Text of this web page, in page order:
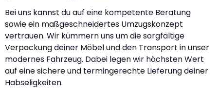
Bei uns kannst du auf eine kompetente Beratung
sowie ein maßgeschneidertes Umzugskonzept
vertrauen. Wir kümmern uns um die sorgfältige
Verpackung deiner Möbel und den Transport in unser
modernes Fahrzeug. Dabei legen wir höchsten Wert
auf eine sichere und termingerechte Lieferung deiner
Habseligkeiten.